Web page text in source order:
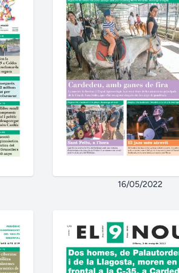
16/05/2022